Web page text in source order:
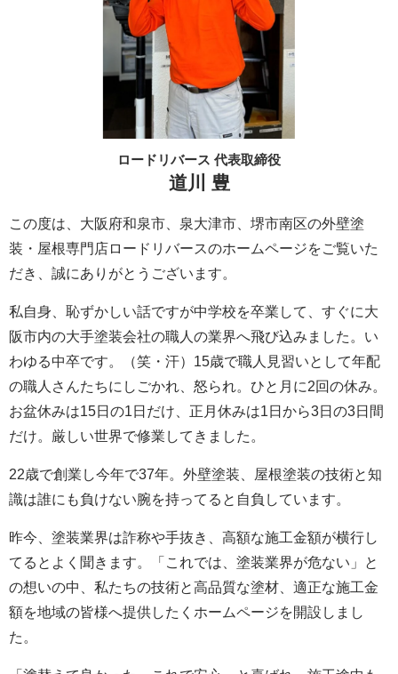
ロードリバース 代表取締役
道川 豊
この度は、大阪府和泉市、泉大津市、堺市南区の外壁塗
装・屋根専門店ロードリバースのホームページをご覧いた
だき、誠にありがとうございます。
私自身、恥ずかしい話ですが中学校を卒業して、すぐに大
阪市内の大手塗装会社の職人の業界へ飛び込みました。い
わゆる中卒です。（笑・汗）15歳で職人見習いとして年配
の職人さんたちにしごかれ、怒られ。ひと月に2回の休み。
お盆休みは15日の1日だけ、正月休みは1日から3日の3日間
だけ。厳しい世界で修業してきました。
22歳で創業し今年で37年。外壁塗装、屋根塗装の技術と知
識は誰にも負けない腕を持ってると自負しています。
昨今、塗装業界は詐称や手抜き、高額な施工金額が横行し
てるとよく聞きます。「これでは、塗装業界が危ない」と
の想いの中、私たちの技術と高品質な塗材、適正な施工金
額を地域の皆様へ提供したくホームページを開設しまし
た。